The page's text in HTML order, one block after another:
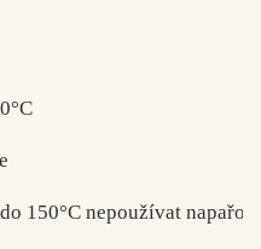
150°C nepoužívat